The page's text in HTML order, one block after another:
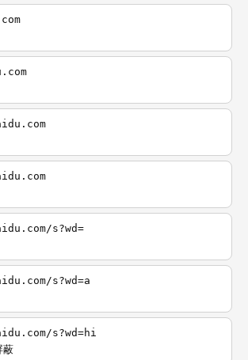
s?wd=
s?wd=a
s?wd=hi
蔽